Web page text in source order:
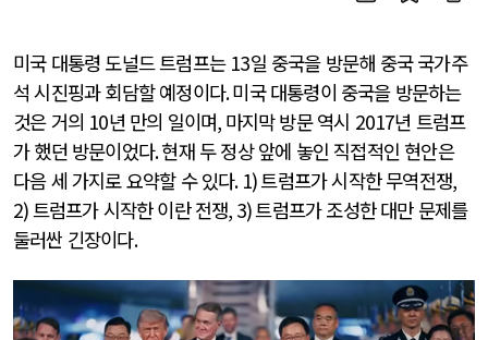
미국 대통령 도널드 트럼프는 13일 중국을 방문해 중국 국가주
석 시진핑과 회담할 예정이다.미국 대통령이 중국을 방문하는
것은 거의 10년 만의 일이며, 마지막 방문 역시 2017년 트럼프
가 했던 방문이었다.현재 두 정상 앞에 놓인 직접적인 현안은
다음 세 가지로 요약할 수 있다. 1)트럼프가 시작한 무역전쟁,
2)트럼프가 시작한 이란 전쟁, 3)트럼프가 조성한 대만 문제를
둘러싼 긴장이다.